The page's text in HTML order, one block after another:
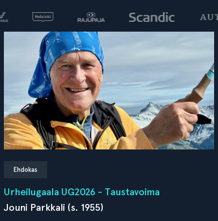
Ehdokas
Urheilugaala UG2026 - Taustavoima
Jouni Parkkali (s. 1955)